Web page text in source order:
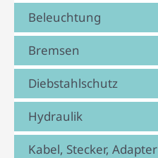
Beleuchtung
Bremsen
Diebstahlschutz
Hydraulik
Kabel, Stecker, Adapter